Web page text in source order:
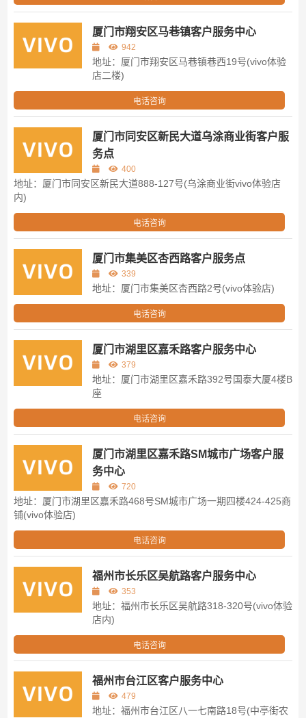
厦门市翔安区马巷镇客户服务中心
942
地址：厦门市翔安区马巷镇巷西19号(vivo体验
店二楼)
电话咨询
厦门市同安区新民大道乌涂商业街客户服
务点
400
地址：厦门市同安区新民大道888-127号(乌涂商业街vivo体验店
内)
电话咨询
厦门市集美区杏西路客户服务点
339
地址：厦门市集美区杏西路2号(vivo体验店)
电话咨询
厦门市湖里区嘉禾路客户服务中心
379
地址：厦门市湖里区嘉禾路392号国泰大厦4楼B
座
电话咨询
厦门市湖里区嘉禾路SM城市广场客户服
务中心
720
地址：厦门市湖里区嘉禾路468号SM城市广场一期四楼424-425商
铺(vivo体验店)
电话咨询
福州市长乐区吴航路客户服务中心
353
地址：福州市长乐区吴航路318-320号(vivo体验
店内)
电话咨询
福州市台江区客户服务中心
479
地址：福州市台江区八一七南路18号(中亭街农